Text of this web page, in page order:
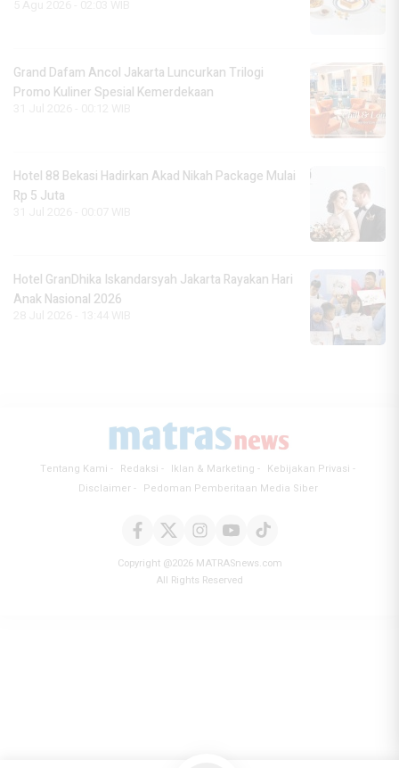
Grand Dafam Ancol Jakarta Luncurkan Trilogi
Promo Kuliner Spesial Kemerdekaan
Hotel 88 Bekasi Hadirkan Akad Nikah Package Mulai
Rp 5 Juta
Hotel GranDhika Iskandarsyah Jakarta Rayakan Hari
Anak Nasional 2026
Tentang Kami Redaksi Iklan & Marketing
Kebijakan Privasi
Disclaimer
Pedoman Pemberitaan Media Siber
Copyright @2026 MATRASnews.com
All Rights Reserved